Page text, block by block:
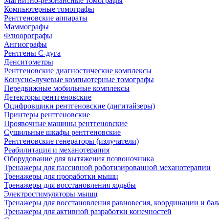
Компьютерные томографы
Рентгеновские аппараты
Маммографы
Флюорографы
Ангиографы
Рентгены С-дуга
Денситометры
Рентгеновские диагностические комплексы
Конусно-лучевые компьютерные томографы
Передвижные мобильные комплексы
Детекторы рентгеновские
Оцифровщики рентгеновские (дигитайзеры)
Принтеры рентгеновские
Проявочные машины рентгеновские
Сушильные шкафы рентгеновские
Рентгеновские генераторы (излучатели)
Реабилитация и механотерапия
Оборудование для вытяжения позвоночника
Тренажеры для пассивной роботизированной механотерапии
Тренажеры для проработки мышц
Тренажеры для восстановления ходьбы
Электростимуляторы мышц
Тренажеры для восстановления равновесия, координации и
Тренажеры для активной разработки конечностей